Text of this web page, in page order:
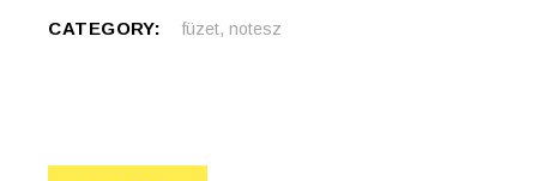
CATEGORY: füzet, notesz